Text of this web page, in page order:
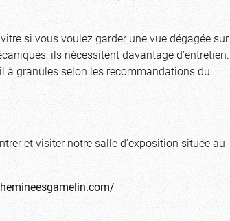
si vous voulez garder une vue dégagée sur
ils nécessitent davantage d’entretien.
à granules selon les recommandations du
et visiter notre salle d’exposition située au